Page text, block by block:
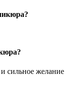
сильное желание